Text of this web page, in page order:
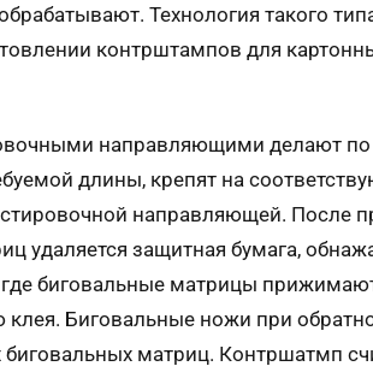
Технология такого
контрштампов для
направляющими делают по
длины, крепят на
направляющей. После
защитная бумага,
биговальные матрицы
Бигoвальные ножи при
матриц. Контршатмп